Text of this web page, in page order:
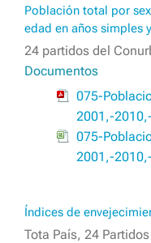
Población total por
edad en años simples
24 partidos del
Documentos
075-
2001,-
075-
2001,-
Índices de
Tota País, 24